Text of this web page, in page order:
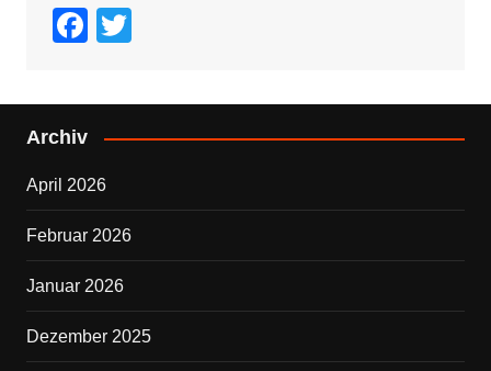
F
c
e
o
o
k
tt
er
Archiv
April 2026
Februar 2026
Januar 2026
Dezember 2025